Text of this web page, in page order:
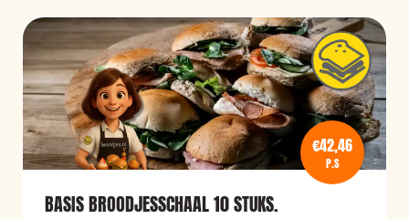
€42,46
P.S
BASIS BROODJESSCHAAL 10 STUKS.